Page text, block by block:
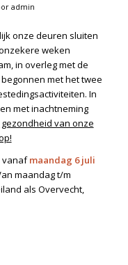
admin
onze deuren sluiten
weken
in overleg met de
met het twee
In
met inachtneming
van onze
vanafmaandag 6 juli
maandag t/m
als Overvecht,